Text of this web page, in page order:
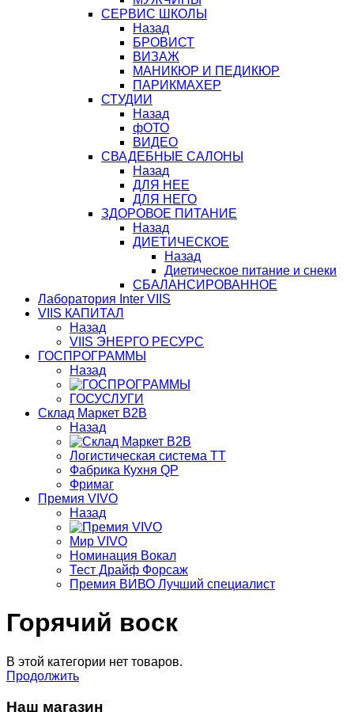
СЕРВИС ШКОЛЫ
Назад
БРОВИСТ
ВИЗАЖ
МАНИКЮР И ПЕДИКЮР
ПАРИКМАХЕР
СТУДИИ
Назад
фОТО
ВИДЕО
СВАДЕБНЫЕ САЛОНЫ
Назад
ДЛЯ НЕЕ
ДЛЯ НЕГО
ЗДОРОВОЕ ПИТАНИЕ
Назад
ДИЕТИЧЕСКОЕ
Назад
Диетическое питание и снеки
СБАЛАНСИРОВАННОЕ
Лаборатория Inter VIIS
VIIS КАПИТАЛ
Назад
VIIS ЭНЕРГО РЕСУРС
ГОСПРОГРАММЫ
Назад
ГОСУСЛУГИ
Склад Маркет В2В
Назад
Логистическая система ТТ
Фабрика Кухня QP
Фримаг
Премия VIVO
Назад
Мир VIVO
Номинация Вокал
Тест Драйф Форсаж
Премия ВИВО Лучший специалист
Горячий воск
В этой категории нет товаров.
Продолжить
Наш магазин